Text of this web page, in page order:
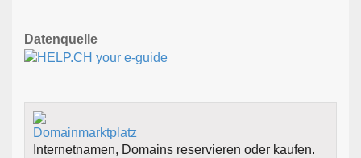
Datenquelle
Internetnamen, Domains reservieren oder kaufen.